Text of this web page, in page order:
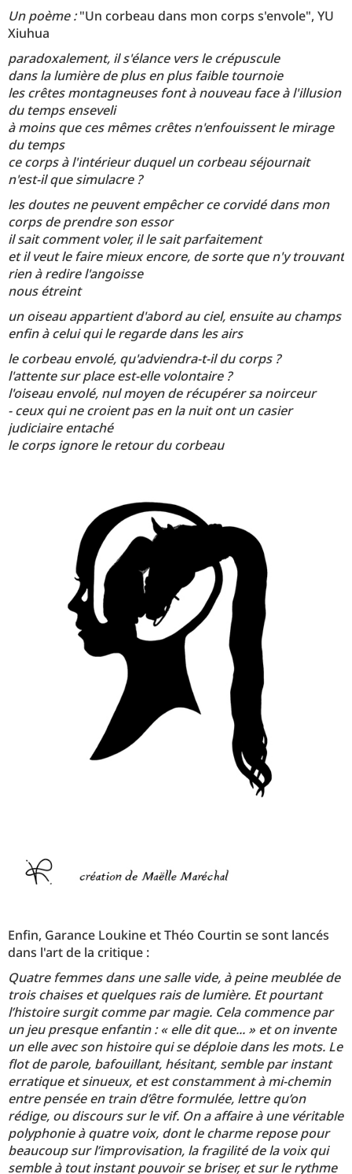
Un poème :"Un corbeau dans mon corps s'envole", YU
Xiuhua
paradoxalement, il s'élance vers le crépuscule
dans la lumière de plus en plus faible tournoie
les crêtes montagneuses font à nouveau face à l'illusion
du temps enseveli
à moins que ces mêmes crêtes n'enfouissent le mirage
du temps
ce corps à l'intérieur duquel un corbeau séjournait
n'est-il que simulacre ?
les doutes ne peuvent empêcher ce corvidé dans mon
corps de prendre son essor
il sait comment voler, il le sait parfaitement
et il veut le faire mieux encore, de sorte que n'y trouvant
rien à redire l'angoisse
nous étreint
un oiseau appartient d'abord au ciel, ensuite au champs
enfin à celui qui le regarde dans les airs
le corbeau envolé, qu'adviendra-t-il du corps ?
l'attente sur place est-elle volontaire ?
l'oiseau envolé, nul moyen de récupérer sa noirceur
- ceux qui ne croient pas en la nuit ont un casier
judiciaire entaché
le corps ignore le retour du corbeau
Enfin, Garance Loukine et Théo Courtin se sont lancés
dans l'art de la critique :
Quatre femmes dans une salle vide, à peine meublée de
trois chaises et quelques rais de lumière. Et pourtant
l’histoire surgit comme par magie. Cela commence par
un jeu presque enfantin : « elle dit que... » et on invente
un elle avec son histoire qui se déploie dans les mots. Le
flot de parole, bafouillant, hésitant, semble par instant
erratique et sinueux, et est constamment à mi-chemin
entre pensée en train d’être formulée, lettre qu’on
rédige, ou discours sur le vif. On a affaire à une véritable
polyphonie à quatre voix, dont le charme repose pour
beaucoup sur l’improvisation, la fragilité de la voix qui
semble à tout instant pouvoir se briser, et sur le rythme